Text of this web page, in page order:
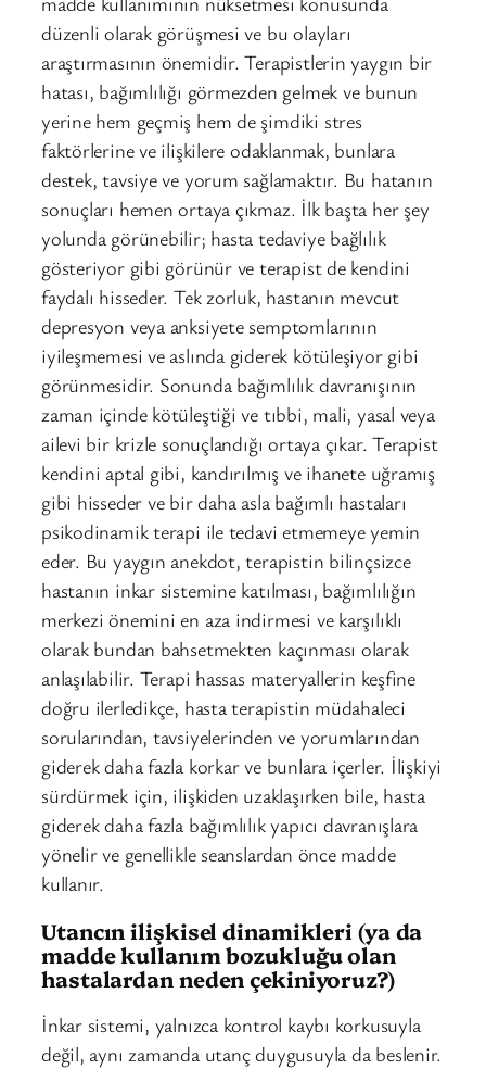
düzenli olarak görüşmesi ve bu olayları
araştırmasının önemidir. Terapistlerin yaygın bir
hatası, bağımlılığı görmezden gelmek ve bunun
yerine hem geçmiş hem de şimdiki stres
faktörlerine ve ilişkilere odaklanmak, bunlara
destek, tavsiye ve yorum sağlamaktır. Bu hatanın
sonuçları hemen ortaya çıkmaz. İlk başta her şey
yolunda görünebilir; hasta tedaviye bağlılık
gösteriyor gibi görünür ve terapist de kendini
faydalı hisseder. Tek zorluk, hastanın mevcut
depresyon veya anksiyete semptomlarının
iyileşmemesi ve aslında giderek kötüleşiyor gibi
görünmesidir. Sonunda bağımlılık davranışının
zaman içinde kötüleştiği ve tıbbi, mali, yasal veya
ailevi bir krizle sonuçlandığı ortaya çıkar. Terapist
kendini aptal gibi, kandırılmış ve ihanete uğramış
gibi hisseder ve bir daha asla bağımlı hastaları
psikodinamik terapi ile tedavi etmemeye yemin
eder. Bu yaygın anekdot, terapistin bilinçsizce
hastanın inkar sistemine katılması, bağımlılığın
merkezi önemini en aza indirmesi ve karşılıklı
olarak bundan bahsetmekten kaçınması olarak
anlaşılabilir. Terapi hassas materyallerin keşfine
doğru ilerledikçe, hasta terapistin müdahaleci
sorularından, tavsiyelerinden ve yorumlarından
giderek daha fazla korkar ve bunlara içerler. İlişkiyi
sürdürmek için, ilişkiden uzaklaşırken bile, hasta
giderek daha fazla bağımlılık yapıcı davranışlara
yönelir ve genellikle seanslardan önce madde
kullanır.
Utancın ilişkisel dinamikleri (ya da
madde kullanım bozukluğu olan
hastalardan neden çekiniyoruz?)
İnkar sistemi, yalnızca kontrol kaybı korkusuyla
değil, aynı zamanda utanç duygusuyla da beslenir.